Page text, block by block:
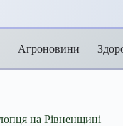
Агроновини
на Рівненщині